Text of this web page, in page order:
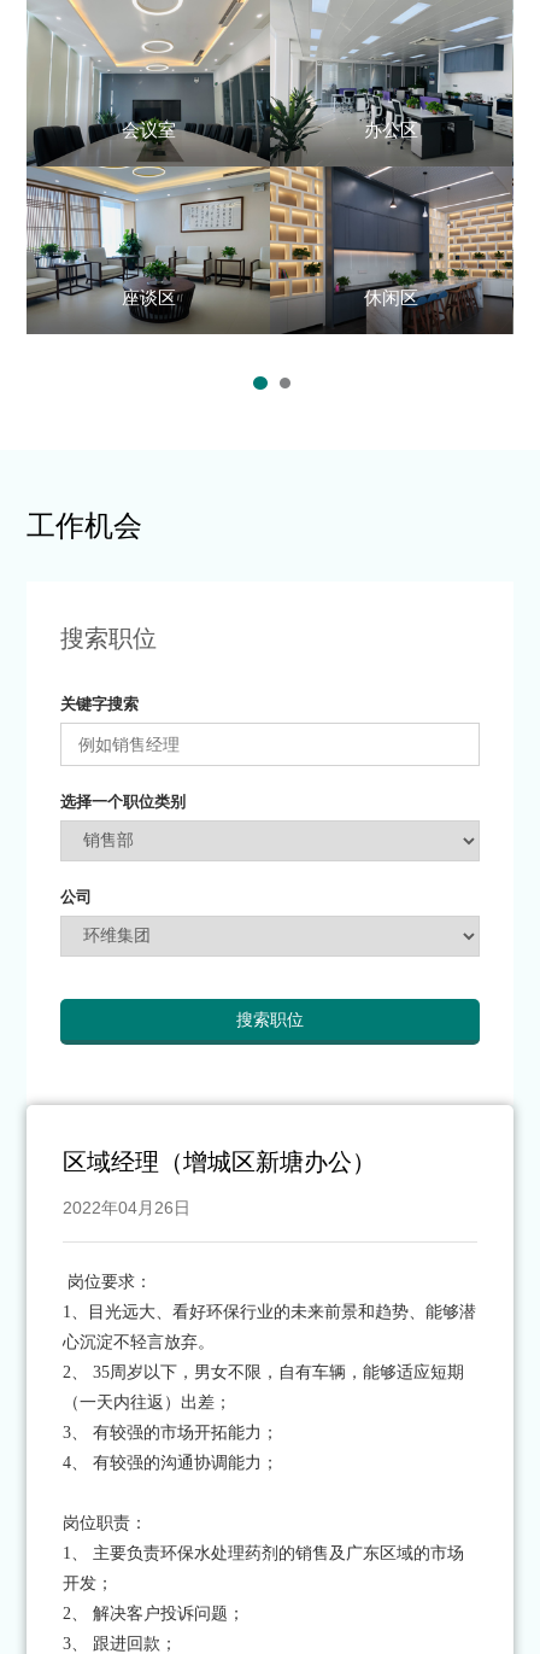
会议室 办公区
座谈区 休闲区
工作机会
搜索职位
关键字搜索
选择一个职位类别
公司
区域经理（增城区新塘办公）
2022年04月26日
岗位要求：
1、目光远大、看好环保行业的未来前景和趋势、能够潜
心沉淀不轻言放弃。
2、 35周岁以下，男女不限，自有车辆，能够适应短期
（一天内往返）出差；
3、 有较强的市场开拓能力；
4、 有较强的沟通协调能力；
岗位职责：
1、 主要负责环保水处理药剂的销售及广东区域的市场
开发；
2、 解决客户投诉问题；
3、 跟进回款；